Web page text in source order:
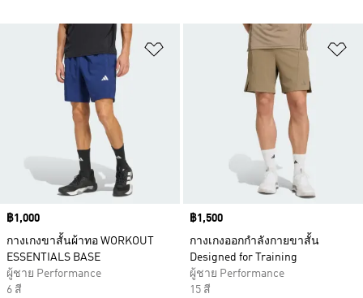
เพิ่มไปยังรายการสินค้าโปรด
Price
฿1,000
กางเกงขาสั้นผ้าทอ WORKOUT
ESSENTIALS BASE
ผู้ชาย Performance
6 สี
Price
฿1,500
กางเกงออกกำลังกายขาสั้น
Designed for Training
ผู้ชาย Performance
15 สี